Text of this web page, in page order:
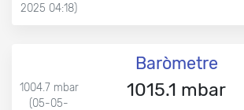
2025 04:18)
Baròmetre
1004.7 mbar
(05-05-
1015.1 mbar